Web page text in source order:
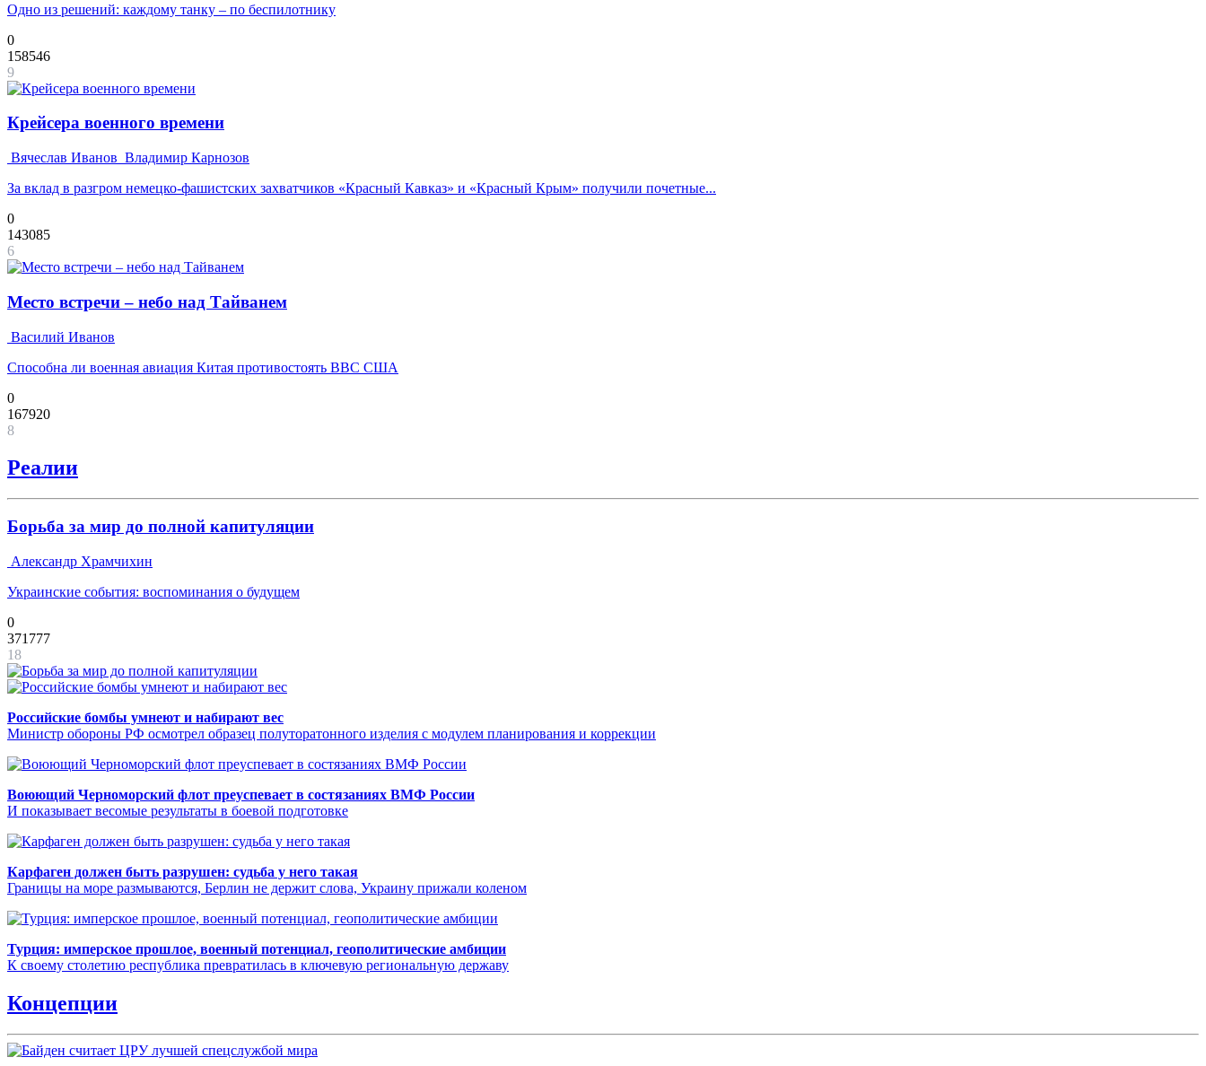
Одно из решений: каждому танку – по беспилотнику
0
158546
9
Крейсера военного времени
Вячеслав Иванов Владимир Карнозов
За вклад в разгром немецко-фашистских захватчиков «Красный Кавказ» и «Красный Крым» получили почетные...
0
143085
6
Место встречи – небо над Тайванем
Василий Иванов
Способна ли военная авиация Китая противостоять ВВС США
0
167920
8
Реалии
Борьба за мир до полной капитуляции
Александр Храмчихин
Украинские события: воспоминания о будущем
0
371777
18
Российские бомбы умнеют и набирают вес
Министр обороны РФ осмотрел образец полуторатонного изделия с модулем планирования и коррекции
Воюющий Черноморский флот преуспевает в состязаниях ВМФ России
И показывает весомые результаты в боевой подготовке
Карфаген должен быть разрушен: судьба у него такая
Границы на море размываются, Берлин не держит слова, Украину прижали коленом
Турция: имперское прошлое, военный потенциал, геополитические амбиции
К своему столетию республика превратилась в ключевую региональную державу
Концепции